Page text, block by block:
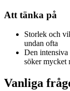
Att tänka på
Storlek och
undan ofta
Den intensiva
söker mycket
Vanliga